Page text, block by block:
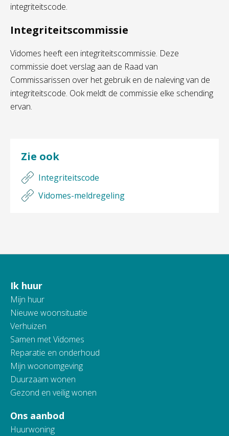
integriteitscode.
Integriteitscommissie
Vidomes heeft een integriteitscommissie. Deze
commissie doet verslag aan de Raad van
Commissarissen over het gebruik en de naleving van de
integriteitscode. Ook meldt de commissie elke schending
ervan.
Zie ook
Integriteitscode
Vidomes-meldregeling
Contactinformatie
Ik huur
Mijn huur
Nieuwe woonsituatie
Verhuizen
Samen met Vidomes
Reparatie en onderhoud
Mijn woonomgeving
Duurzaam wonen
Gezond en veilig wonen
Ons aanbod
Huurwoning